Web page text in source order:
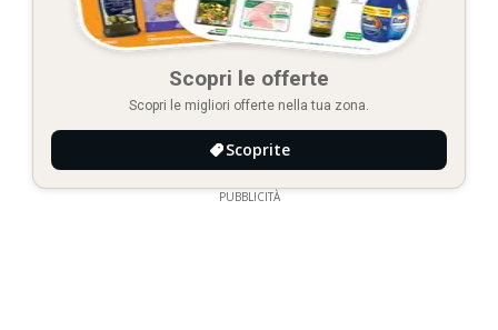
Scopri le offerte
Scopri le migliori offerte nella tua zona.
Scoprite
PUBBLICITÀ